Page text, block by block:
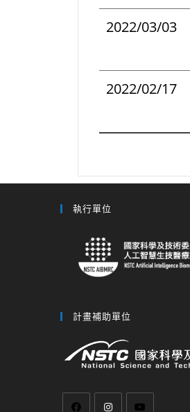
2022/03/03
2022/02/17
執行單位
計畫補助單位